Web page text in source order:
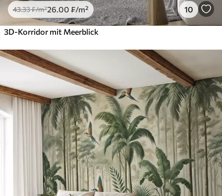
43.33₣/m²26 .00 ₣/m² 10
3D-Korridor mit Meerblick